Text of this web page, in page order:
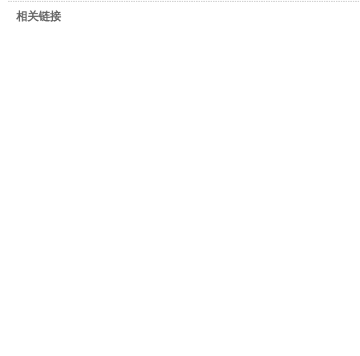
相关链接